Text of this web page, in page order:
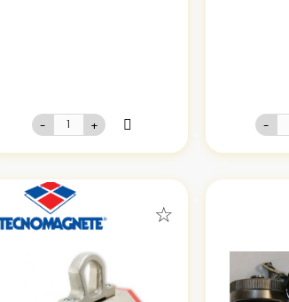
- + -